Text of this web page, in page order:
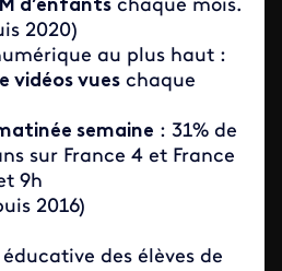
d’enfants chaque mois.
2020)
au plus haut :
vidéos vues chaque
semaine : 31% de
sur France 4 et France
9h
2016)
éducative des élèves de